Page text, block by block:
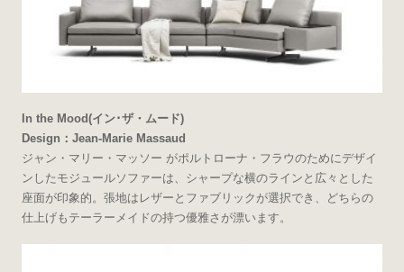
In the Mood(イン･ザ・ムード)
Design：Jean-Marie Massaud
ジャン・マリー・マッソー がポルトローナ・フラウのためにデザイ
ンしたモジュールソファーは、シャープな横のラインと広々とした
座面が印象的。張地はレザーとファブリックが選択でき、どちらの
仕上げもテーラーメイドの持つ優雅さが漂います。